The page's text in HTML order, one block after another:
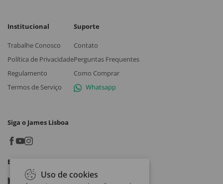
Institucional
Trabalhe Conosco
Política de Privacidade
Regulamento
Termos de Serviço
Suporte
Contato
Perguntas Frequentes
Como Comprar
Whatsapp
Siga o James Lisboa
Baixe o App
Google play
Uso de cookies